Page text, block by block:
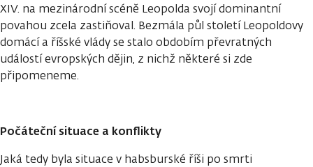
XIV. na mezinárodní scéně Leopolda svojí dominantní
povahou zcela zastiňoval. Bezmála půl století Leopoldovy
domácí a říšské vlády se stalo obdobím převratných
událostí evropských dějin, z nichž některé si zde
připomeneme.
Počáteční situace a konflikty
Jaká tedy byla situace v habsburské říši po smrti